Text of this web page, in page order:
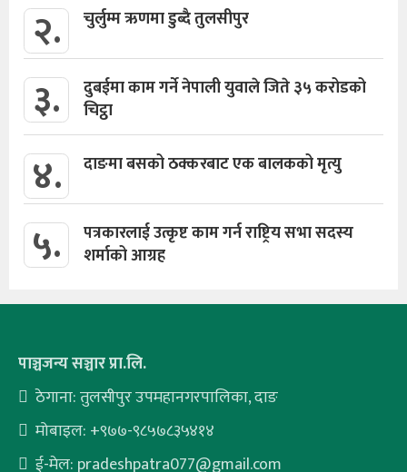
२. चुर्लुम्म ऋणमा डुब्दै तुलसीपुर
३.
दुबईमा काम गर्ने नेपाली युवाले जिते ३५ करोडको
चिट्ठा
४. दाङमा बसको ठक्करबाट एक बालकको मृत्यु
५.
पत्रकारलाई उत्कृष्ट काम गर्न राष्ट्रिय सभा सदस्य
शर्माको आग्रह
पाञ्चजन्य सञ्चार प्रा.लि.
ठेगाना: तुलसीपुर उपमहानगरपालिका, दाङ
मोबाइल: +९७७-९८५७८३५४१४
ई-मेल: pradeshpatra077@gmail.com